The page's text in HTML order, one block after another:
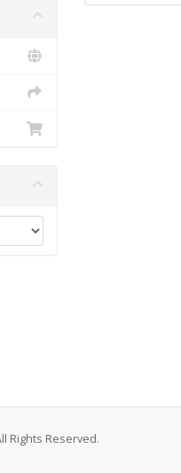
Rights Reserved.